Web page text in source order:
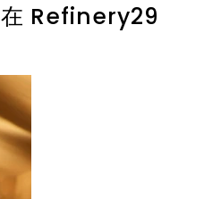
在 Refinery29